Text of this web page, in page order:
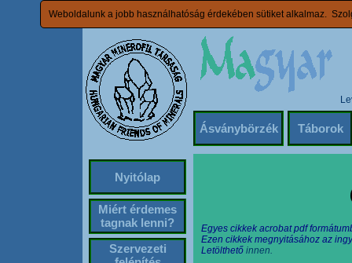
Weboldalunk a jobb használhatóság érdekében sütiket alkalmaz.
Ásványbörzék Táborok
Nyitólap
Miért érdemes
tagnak lenni?
Szervezeti
Egyes cikkek acrobat pdf
Ezen cikkek megnyitásához az
Letölthető innen.